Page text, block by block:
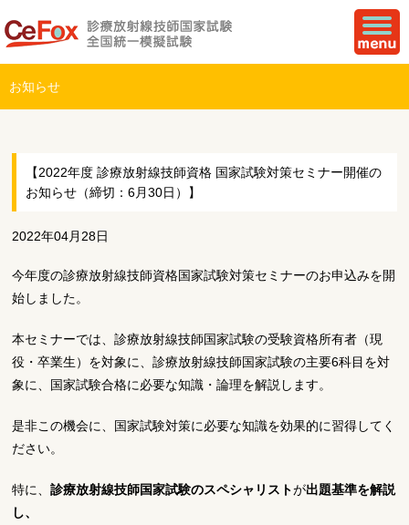
お知らせ
【2022年度 診療放射線技師資格 国家試験対策セミナー開催の
お知らせ（締切：6月30日）】
2022年04月28日
今年度の診療放射線技師資格国家試験対策セミナーのお申込みを開
始しました。
本セミナーでは、診療放射線技師国家試験の受験資格所有者（現
役・卒業生）を対象に、診療放射線技師国家試験の主要6科目を対
象に、国家試験合格に必要な知識・論理を解説します。
是非この機会に、国家試験対策に必要な知識を効果的に習得してく
ださい。
特に、診療放射線技師国家試験のスペシャリストが出題基準を解説
し、